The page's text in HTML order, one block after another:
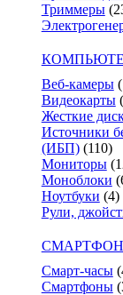
Триммеры
Веб-камеры
Видеокарты
Жесткие
Источники
(ИБП) (110)
Мониторы
Моноблоки
Ноутбуки (4)
Рули,
Смарт-часы
Смартфоны